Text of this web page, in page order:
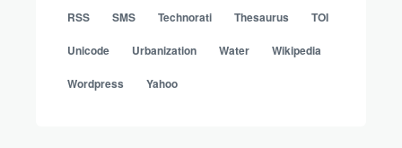
RSS SMS Technorati Thesaurus TOI
Unicode Urbanization Water Wikipedia
Wordpress Yahoo